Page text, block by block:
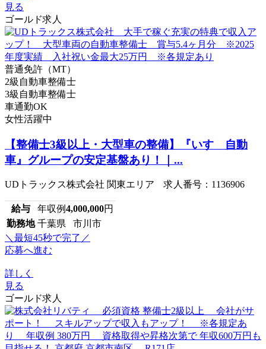
見る
ゴールド求人
普通免許（MT）
2級自動車整備士
3級自動車整備士
車通勤OK
女性活躍中
【整備士3級以上・大型車の整備】『いすゞ自動
車』グループの安定基盤あり！｜...
UDトラックス株式会社 関東エリア 求人番号：1136906
給与 年収例4,000,000円
勤務地 千葉県 市川市
＼最短45秒で完了／
応募へ進む
詳しく
見る
ゴールド求人